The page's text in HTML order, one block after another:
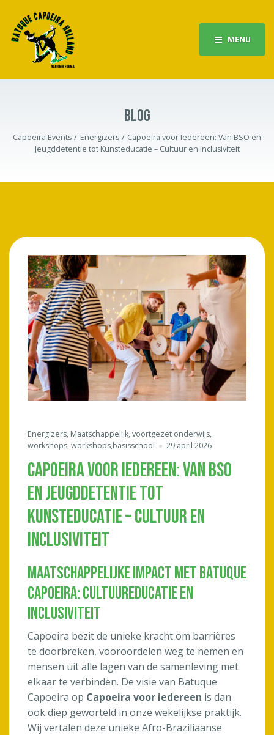
MENU
BLOG
Capoeira Events Energizers
Capoeira voor Iedereen: Van BSO en
Jeugddetentie tot Kunsteducatie – Cultuur en Inclusiviteit
Energizers, Maatschappelijk,voortgezet onderwijs,
workshops,workshops,basisschool 29 april 2026
CAPOEIRA VOOR IEDEREEN: VAN BSO
EN JEUGDDETENTIE TOT
KUNSTEDUCATIE – CULTUUR EN
INCLUSIVITEIT
Maatschappelijke Impact met Batuque
Capoeira: Cultuureducatie en
Inclusiviteit
Capoeira bezit de unieke kracht om barrières
te doorbreken, vooroordelen weg te nemen en
mensen uit alle lagen van de samenleving met
elkaar te verbinden. De visie van Batuque
Capoeira op Capoeira voor iedereen is dan
ook diep geworteld in onze wekelijkse praktijk.
Wij vertalen deze unieke Afro-Braziliaanse